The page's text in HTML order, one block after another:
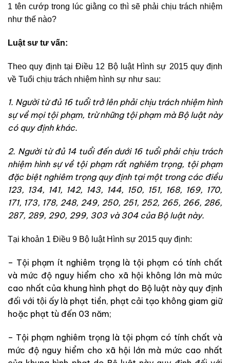
1 tên cướp trong lúc giằng co thì sẽ phải chịu trách nhiệm
như thế nào?
Luật sư tư vấn:
Theo quy định tại Điều 12 Bộ luật Hình sự 2015quy định
về Tuổi chịu trách nhiệm hình sự như sau:
1. Người từ đủ 16 tuổi trở lên phải chịu trách nhiệm hình
sự về mọi tội phạm, trừ những tội phạm mà Bộ luật này
có quy định khác.
2. Người từ đủ 14 tuổi đến dưới 16 tuổi phải chịu trách
nhiệm hình sự về tội phạm rất nghiêm trọng, tội phạm
đặc biệt nghiêm trọng quy định tại một trong các điều
123, 134, 141, 142, 143, 144, 150, 151, 168, 169, 170,
171, 173, 178, 248, 249, 250, 251, 252, 265, 266, 286,
287, 289, 290, 299, 303 và 304 của Bộ luật này.
Tại khoản 1 Điều 9 Bộ luật Hình sự 2015 quy định:
– Tội phạm ít nghiêm trọng là tội phạm có tính chất
và mức độ nguy hiểm cho xã hội không lớn mà mức
cao nhất của khung hình phạt do Bộ luật này quy định
đối với tội ấy là phạt tiền, phạt cải tạo không giam giữ
hoặc phạt tù đến 03 năm;
– Tội phạm nghiêm trọng là tội phạm có tính chất và
mức độ nguy hiểm cho xã hội lớn mà mức cao nhất